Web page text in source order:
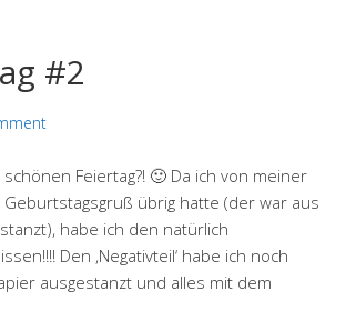
#2
Feiertag?! 🙂 Da ich von meiner
übrig hatte (der war aus
habe ich den natürlich
Den ‚Negativteil‘ habe ich noch
ausgestanzt und alles mit dem